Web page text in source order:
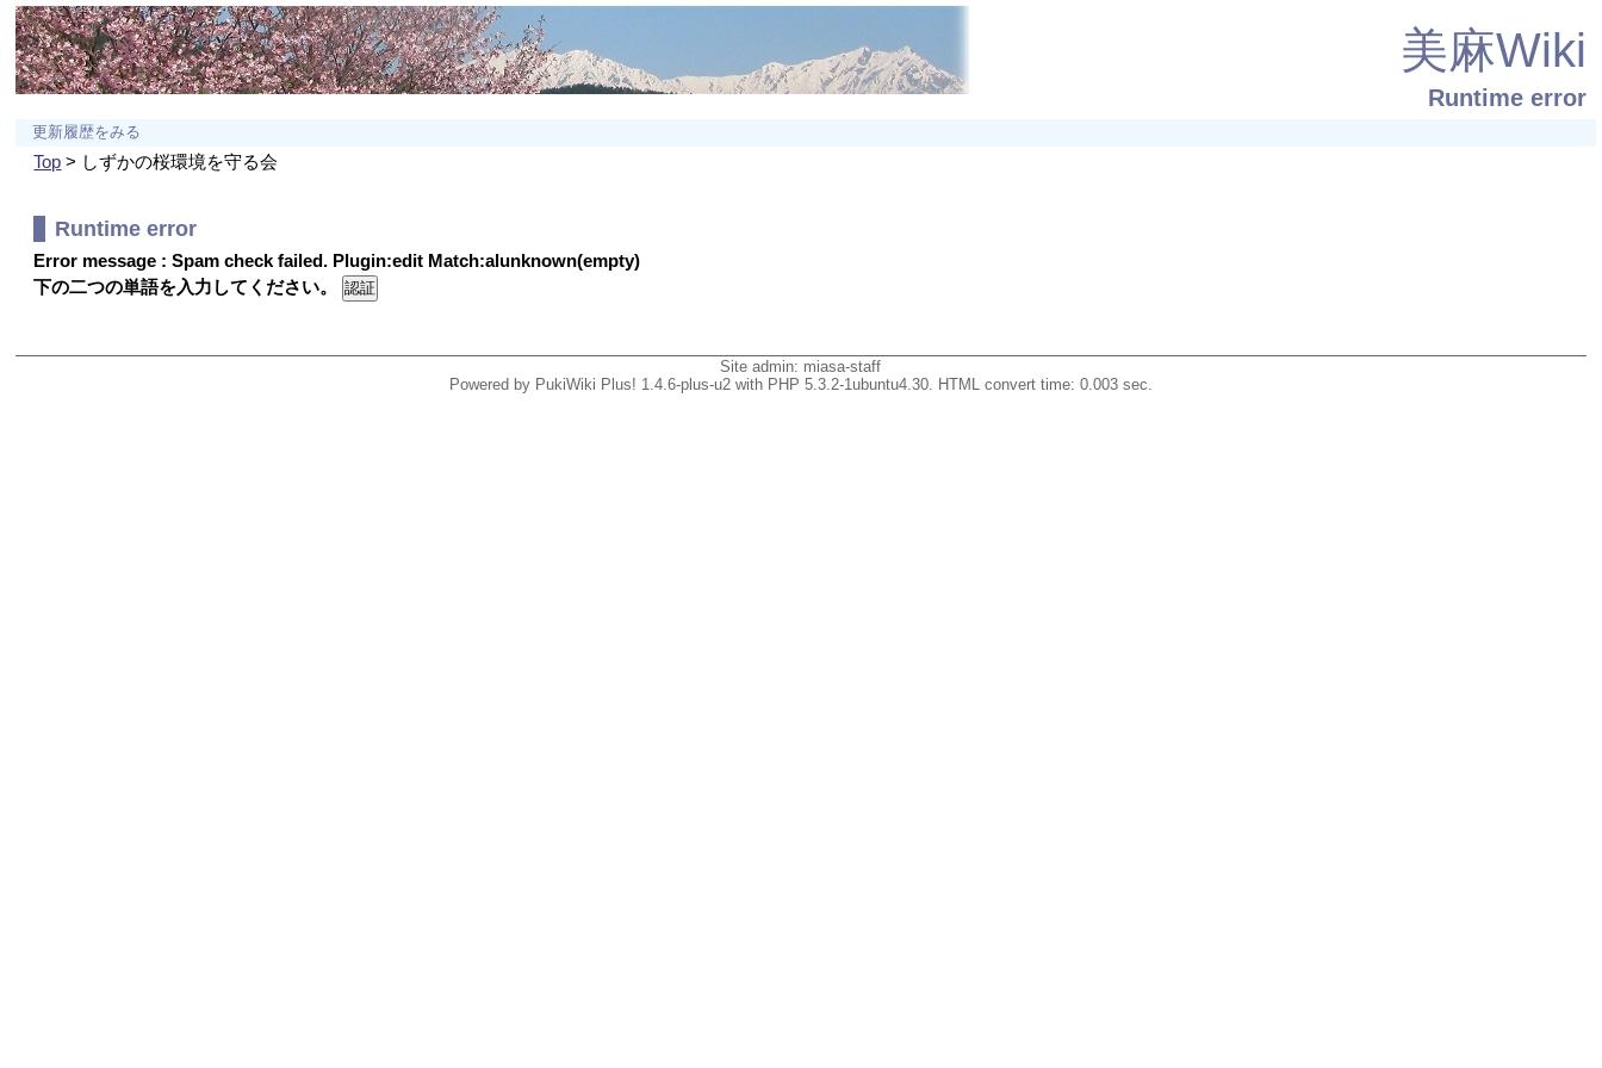
美麻Wiki
Runtime error
更新履歴をみる
Top > しずかの桜環境を守る会
Runtime error
Error message : Spam check failed. Plugin:edit Match:alunknown(empty)
下の二つの単語を入力してください。
Site admin: miasa-staff
Powered by PukiWiki Plus! 1.4.6-plus-u2 with PHP 5.3.2-1ubuntu4.30. HTML convert time: 0.003 sec.